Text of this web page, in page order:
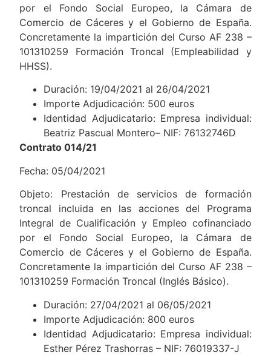
por el Fondo Social Europeo, la Cámara de
Comercio de Cáceres y el Gobierno de España.
Concretamente la impartición del Curso AF 238 –
101310259 Formación Troncal (Empleabilidad y
HHSS).
Duración: 19/04/2021 al 26/04/2021
Importe Adjudicación: 500 euros
Identidad Adjudicatario: Empresa individual:
Beatriz Pascual Montero– NIF: 76132746D
Contrato 014/21
Fecha: 05/04/2021
Objeto: Prestación de servicios de formación
troncal incluida en las acciones del Programa
Integral de Cualificación y Empleo cofinanciado
por el Fondo Social Europeo, la Cámara de
Comercio de Cáceres y el Gobierno de España.
Concretamente la impartición del Curso AF 238 –
101310259 Formación Troncal (Inglés Básico).
Duración: 27/04/2021 al 06/05/2021
Importe Adjudicación: 800 euros
Identidad Adjudicatario: Empresa individual:
Esther Pérez Trashorras – NIF: 76019337-J